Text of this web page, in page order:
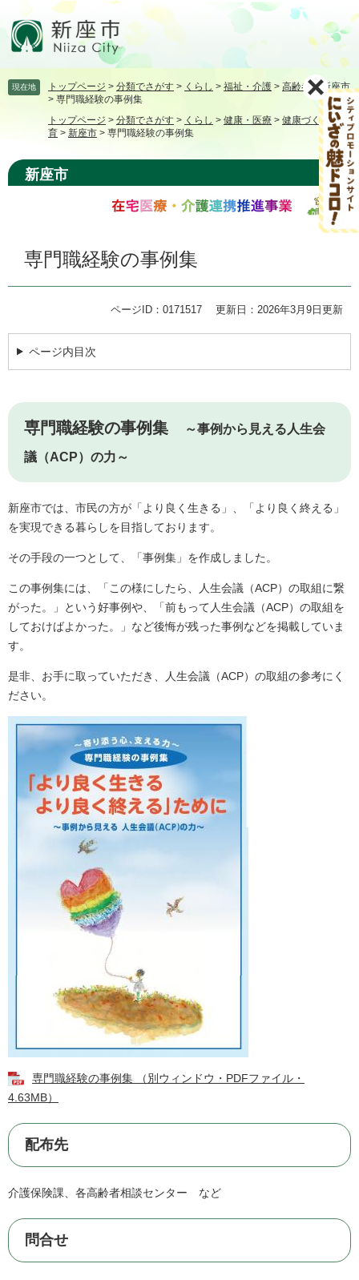
頭飛
文
現在地 トップページ > 分類でさがす > くらし > 福祉・介護 > 高齢者>新座市
> 専門職経験の事例集
トップページ > 分類でさがす > くらし > 健康・医療 > 健康づくり・食
育 > 新座市 > 専門職経験の事例集
新座市
専門職経験の事例集
ページID：0171517 更新日：2026年3月9日更新
ページ内目次
専門職経験の事例集 ～事例から見える人生会
議（ACP）の力～
新座市では、市民の方が「より良く生きる」、「より良く終える」
を実現できる暮らしを目指しております。
その手段の一つとして、「事例集」を作成しました。
この事例集には、「この様にしたら、人生会議（ACP）の取組に繋
がった。」という好事例や、「前もって人生会議（ACP）の取組を
しておけばよかった。」など後悔が残った事例などを掲載していま
す。
是非、お手に取っていただき、人生会議（ACP）の取組の参考にく
ださい。
専門職経験の事例集 （別ウィンドウ・PDFファイル・
4.63MB）
配布先
介護保険課、各高齢者相談センター など
問合せ